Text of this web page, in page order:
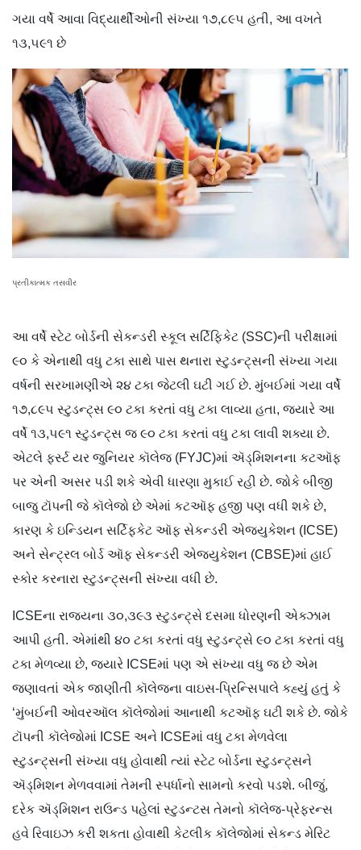
ગયા વર્ષે આવા વિદ્યાર્થીઓની સંખ્યા ૧૭,૮૯૫ હતી, આ વખતે
૧૩,૫૯૧ છે
પ્રતીકાત્મક તસવીર
આ વર્ષે સ્ટેટ બોર્ડની સેકન્ડરી સ્કૂલ સર્ટિફિકેટ (SSC)ની પરીક્ષામાં
૯૦ કે એનાથી વધુ ટકા સાથે પાસ થનારા સ્ટુડન્ટ્સની સંખ્યા ગયા
વર્ષની સરખામણીએ ૨૪ ટકા જેટલી ઘટી ગઈ છે. મુંબઈમાં ગયા વર્ષે
૧૭,૮૯૫ સ્ટુડન્ટ્સ ૯૦ ટકા કરતાં વધુ ટકા લાવ્યા હતા, જ્યારે આ
વર્ષે ૧૩,૫૯૧ સ્ટુડન્ટ્સ જ ૯૦ ટકા કરતાં વધુ ટકા લાવી શક્યા છે.
એટલે ફર્સ્ટ યર જુનિયર કૉલેજ (FYJC)માં ઍડ્મિશનના કટઑફ
પર એની અસર પડી શકે એવી ધારણા મુકાઈ રહી છે. જોકે બીજી
બાજુ ટૉપની જે કૉલેજો છે એમાં કટઑફ હજી પણ વધી શકે છે,
કારણ કે ઇન્ડિયન સર્ટિફ્કેટ ઑફ સેકન્ડરી એજ્યુકેશન (ICSE)
અને સેન્ટ્રલ બોર્ડ ઑફ સેકન્ડરી એજ્યુકેશન (CBSE)માં હાઈ
સ્કોર કરનારા સ્ટુડન્ટ્​સની સંખ્યા વધી છે.
ICSEના રાજ્યના ૩૦,૩૯૩ સ્ટુડન્ટ્સે દસમા ધોરણની એક્ઝામ
આપી હતી. એમાંથી ૪૦ ટકા કરતાં વધુ સ્ટુડન્ટ્સે ૯૦ ટકા કરતાં વધુ
ટકા મેળવ્યા છે, જ્યારે ICSEમાં પણ એ સંખ્યા વધુ જ છે એમ
જણાવતાં એક જાણીતી કૉલેજના વાઇસ-પ્રિન્સિપાલે કહ્યું હતું કે
‘મુંબઈની ઓવરઑલ કૉલેજોમાં આનાથી કટઑફ ઘટી શકે છે. જોકે
ટૉપની કૉલેજોમાં ICSE અને ICSEમાં વધુ ટકા મેળવેલા
સ્ટુડન્ટ્સની સંખ્યા વધુ હોવાથી ત્યાં સ્ટેટ બોર્ડના સ્ટુડન્ટ્સને
ઍડ્મિશન મેળવવામાં તેમની સ્પર્ધાનો સામનો કરવો પડશે. બીજું,
દરેક ઍડ્મિશન રાઉન્ડ પહેલાં સ્ટુડન્ટસ તેમનો કૉલેજ-પ્રેફરન્સ
હવે રિવાઇઝ કરી શકતા હોવાથી કેટલીક કૉલેજોમાં સેકન્ડ મેરિટ